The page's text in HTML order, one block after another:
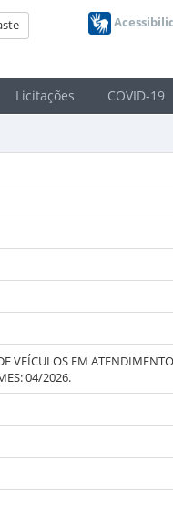
Licitações COVID-19
VEÍCULOS EM
04/2026.